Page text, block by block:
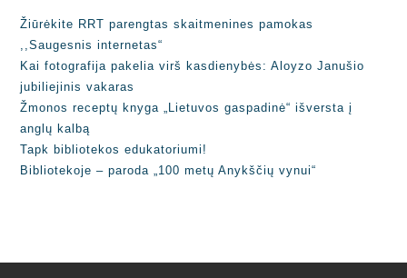
Žiūrėkite RRT parengtas skaitmenines pamokas
,,Saugesnis internetas“
Kai fotografija pakelia virš kasdienybės: Aloyzo Janušio
jubiliejinis vakaras
Žmonos receptų knyga „Lietuvos gaspadinė“ išversta į
anglų kalbą
Tapk bibliotekos edukatoriumi!
Bibliotekoje – paroda „100 metų Anykščių vynui“